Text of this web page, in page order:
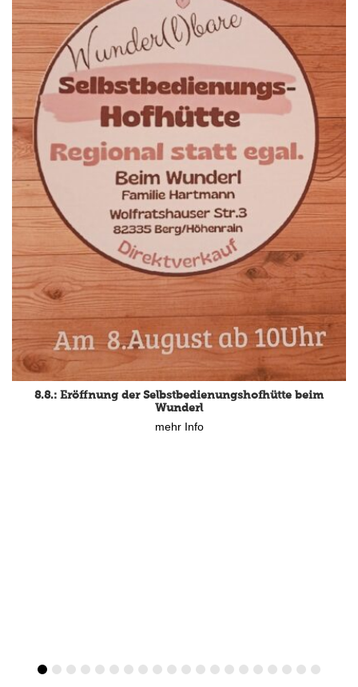
8.8.: Eröffnung der Selbstbedienungshofhütte beim
Wunderl
mehr Info
15.8.: Grillfeier der Lüßbacher Blasmusik
mehr Info